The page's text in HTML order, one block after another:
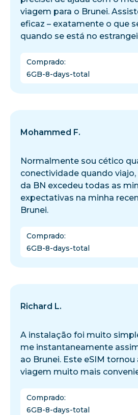
viagem para o Brunei.
eficaz – exatamente o que
quando se está no
Comprado:
6GB-8-days-total
Mohammed F.
Normalmente sou cético
conectividade quando viajo,
da BN excedeu todas as
expectativas na minha
Brunei.
Comprado:
6GB-8-days-total
Richard L.
A instalação foi muito
me instantaneamente
ao Brunei. Este eSIM tornou
viagem muito mais
Comprado:
6GB-8-days-total